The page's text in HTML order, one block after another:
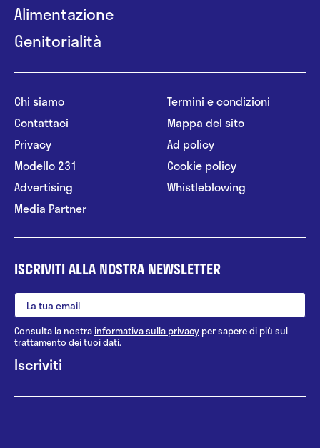
Alimentazione
Genitorialità
Chi siamo
Contattaci
Privacy
Modello 231
Advertising
Media Partner
Termini e condizioni
Mappa del sito
Ad policy
Cookie policy
Whistleblowing
ISCRIVITI ALLA NOSTRA NEWSLETTER
Consulta la nostrainformativa sulla privacy per sapere di più sul
trattamento dei tuoi dati.